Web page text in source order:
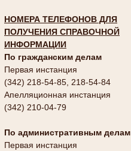
НОМЕРА ТЕЛЕФОНОВ ДЛЯ
ПОЛУЧЕНИЯ СПРАВОЧНОЙ
ИНФОРМАЦИИ
По гражданским делам
Первая инстанция
(342) 218-54-85, 218-54-84
Апелляционная инстанция
(342) 210-04-79
По административным делам
Первая инстанция